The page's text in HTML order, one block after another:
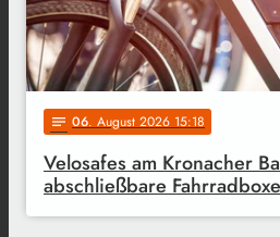
notes 06. August 2026 15:18
Velosafes am Kronacher
abschließbare